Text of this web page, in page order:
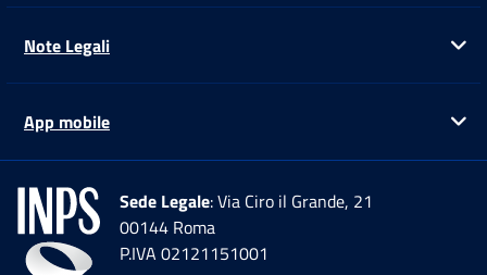
Note Legali
App mobile
Sede Legale: Via Ciro il Grande, 21
00144 Roma
P.IVA 02121151001